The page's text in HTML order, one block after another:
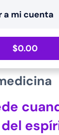
a mi cuenta
$0.00
del